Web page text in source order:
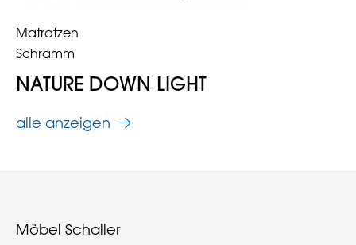
alle anzeigen
Matratzen
Schramm
NATURE DOWN LIGHT
Möbel Schaller